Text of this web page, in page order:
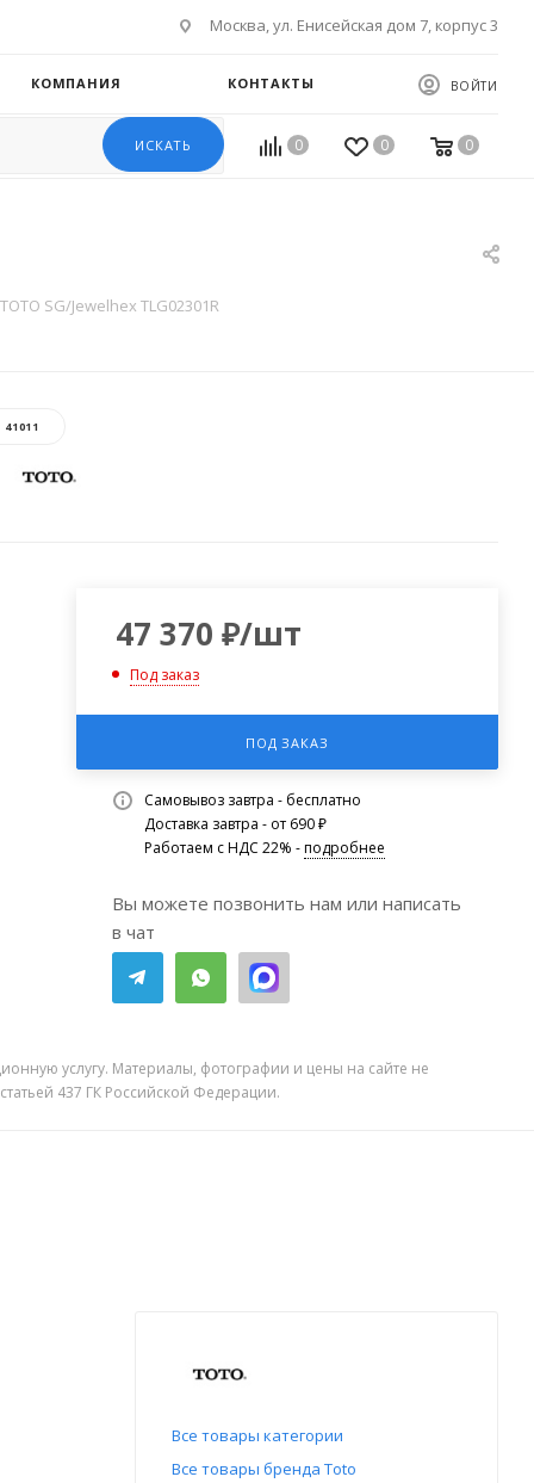
Москва, ул. Енисейская дом 7, корпус 3
КОМПАНИЯ КОНТАКТЫ ВОЙТИ
ИСКАТЬ 0 0 0
SG/Jewelhex TLG02301R
41011
47 370 ₽/шт
Под заказ
ПОД ЗАКАЗ
Самовывоз завтра - бесплатно
Доставка завтра - от 690 ₽
Работаем с НДС 22% -подробнее
Вы можете позвонить нам или написать
в чат
услугу. Материалы, фотографии и цены на сайте не
437 ГК Российской Федерации.
Все товары категории
Все товары бренда Toto